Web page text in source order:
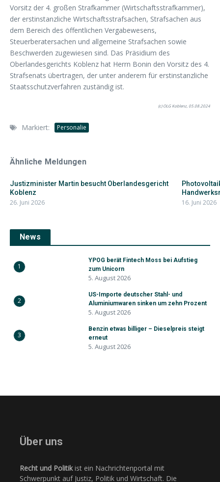
Vorsitz der 4. großen Strafkammer (Wirtschaftsstrafkammer),
der erstinstanzliche Wirtschaftsstrafsachen, Strafsachen aus
dem Bereich des öffentlichen Vergabewesens,
Steuerberatersachen und allgemeine Strafsachen sowie
Beschwerden zugewiesen sind. Das Präsidium des
Oberlandesgerichts Koblenz hat Herrn Bonin den Vorsitz des 4.
Strafsenats übertragen, der unter anderem für erstinstanzliche
Staatsschutzverfahren zuständig ist.
(c) OLG Koblenz, 05.08.2024
Markiert: Personalie
Ähnliche Meldungen
Justizminister Martin besucht Oberlandesgericht
Koblenz
26. Juni 2026 16. Juni 2026
News
1
YPOG berät Fintech Moss bei Aufstieg
zum Unicorn
5. August 2026
2
US-Importe deutscher Stahl- und
Aluminiumwaren sinken um zehn Prozent
5. August 2026
3
Benzin etwas billiger – Dieselpreis steigt
erneut
5. August 2026
Über uns
Recht und Politikist ein Nachrichtenportal mit
Schwerpunkt auf Justiz, Politik und Wirtschaft. Die